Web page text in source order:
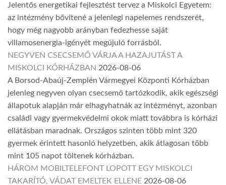
Jelentős energetikai fejlesztést tervez a Miskolci Egyetem:
az intézmény bővítené a jelenlegi napelemes rendszerét,
hogy még nagyobb arányban fedezhesse saját
villamosenergia-igényét megújuló forrásból.
NEGYVEN CSECSEMŐ VÁRJA A HAZAJUTÁST A
MISKOLCI KÓRHÁZBAN 2026-08-06
A Borsod-Abaúj-Zemplén Vármegyei Központi Kórházban
jelenleg negyven olyan csecsemő tartózkodik, akik egészségi
állapotuk alapján már elhagyhatnák az intézményt, azonban
családi vagy gyermekvédelmi okok miatt továbbra is kórházi
ellátásban maradnak. Országos szinten több mint 320
gyermek érintett hasonló helyzetben, akik átlagosan több
mint 105 napot töltenek kórházban.
HÁROM MOBILTELEFONT LOPOTT EGY MISKOLCI
TAKARÍTÓ, VÁDAT EMELTEK ELLENE 2026-08-06